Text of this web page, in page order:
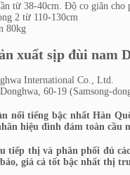
từ 38-40cm. Độ co giãn cho
2 từ 110-130cm
80kg
xuất sịp đùi nam
International Co., Ltd.
60-19 (Samsong-
nổi tiếng bậc nhất Hàn
hiệu đình đám toàn cầu
tiếp thị và phân phối đủ
giá cả tốt bậc nhất thị